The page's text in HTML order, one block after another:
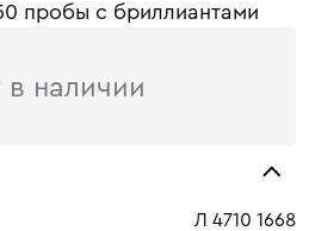
пробы с бриллиантами
в наличии
Л 4710 1668